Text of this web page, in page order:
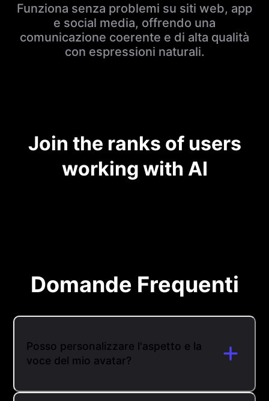
Funziona senza problemi su siti web, app
e social media, offrendo una
comunicazione coerente e di alta qualità
con espressioni naturali.
Join the ranks of users
working with AI
Domande Frequenti
Posso personalizzare l'aspetto e la
voce del mio avatar?